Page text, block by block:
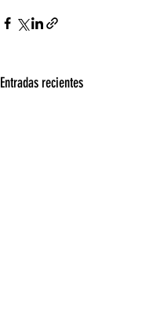
Entradas recientes